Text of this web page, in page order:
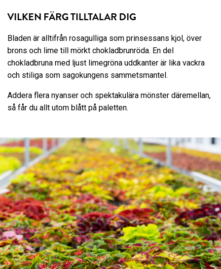
VILKEN FÄRG TILLTALAR DIG
Bladen är alltifrån rosagulliga som prinsessans kjol, över
brons och lime till mörkt chokladbrunröda. En del
chokladbruna med ljust limegröna uddkanter är lika vackra
och stiliga som sagokungens sammetsmantel.
Addera flera nyanser och spektakulära mönster däremellan,
så får du allt utom blått på paletten.